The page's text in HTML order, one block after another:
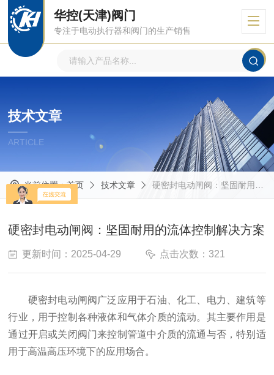
华控(天津)阀门
专注于电动执行器和阀门的生产销售
技术文章
ARTICLE
当前位置：首页 技术文章 硬密封电动闸阀：坚固耐用的流体控制解决方案
硬密封电动闸阀：坚固耐用的流体控制解决方案
更新时间：2025-04-29 点击次数：321
硬密封电动闸阀广泛应用于石油、化工、电力、建筑等
行业，用于控制各种液体和气体介质的流动。其主要作用是
通过开启或关闭阀门来控制管道中介质的流通与否，特别适
用于高温高压环境下的应用场合。